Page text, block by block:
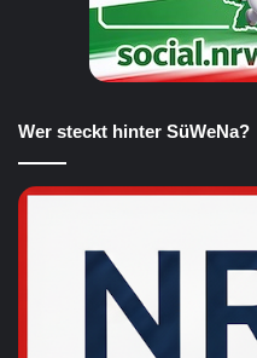
Wer steckt hinter SüWeNa?